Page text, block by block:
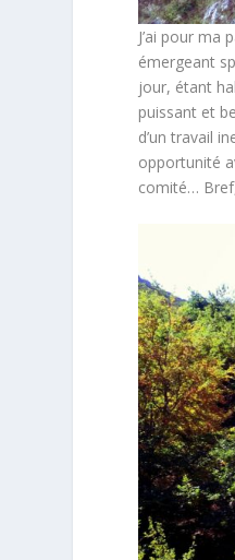
J’ai pour
émergeant
jour, étant
puissant et
d’un travail
opportunité
comité…